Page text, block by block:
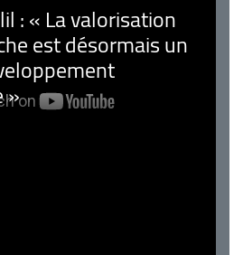
: « La valorisation
est désormais un
»